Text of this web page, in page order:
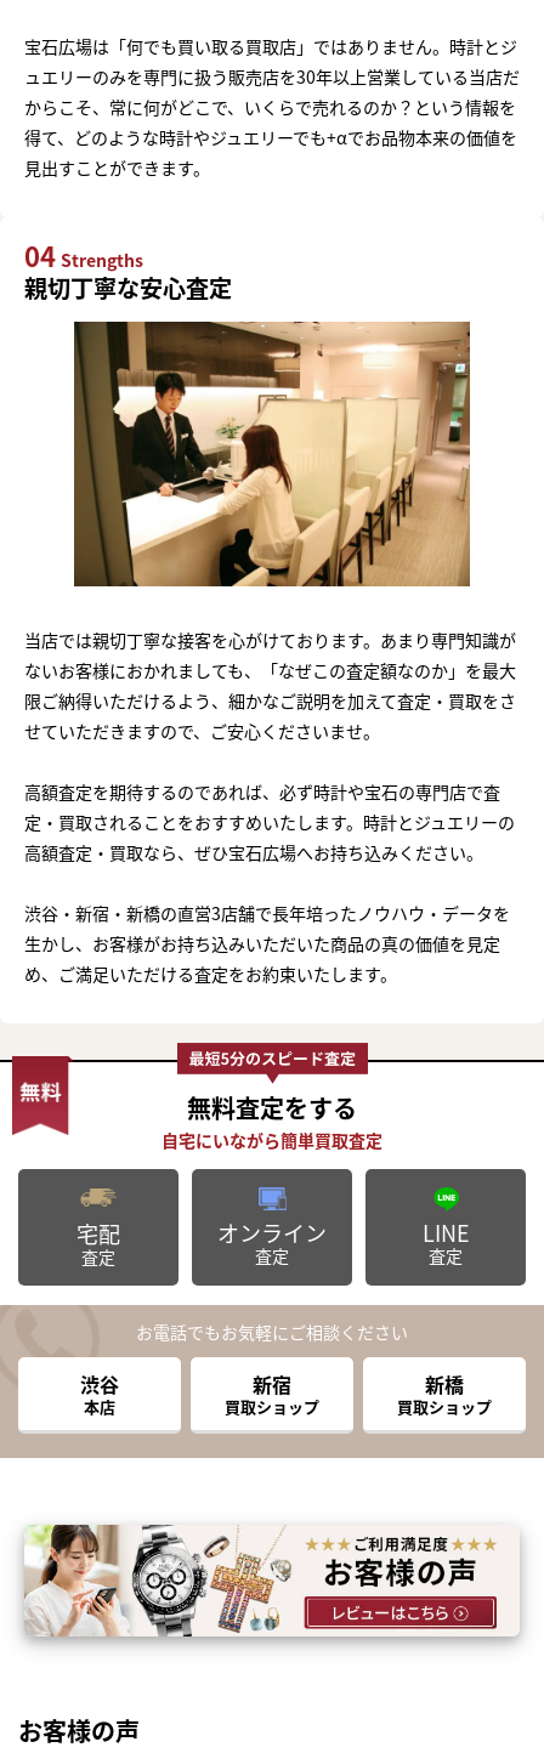
宝石広場は「何でも買い取る買取店」ではありません。時計とジ
ュエリーのみを専門に扱う販売店を30年以上営業している当店だ
からこそ、常に何がどこで、いくらで売れるのか？という情報を
得て、どのような時計やジュエリーでも+αでお品物本来の価値を
見出すことができます。
04 Strengths
親切丁寧な安心査定
当店では親切丁寧な接客を心がけております。あまり専門知識が
ないお客様におかれましても、「なぜこの査定額なのか」を最大
限ご納得いただけるよう、細かなご説明を加えて査定・買取をさ
せていただきますので、ご安心くださいませ。
高額査定を期待するのであれば、必ず時計や宝石の専門店で査
定・買取されることをおすすめいたします。時計とジュエリーの
高額査定・買取なら、ぜひ宝石広場へお持ち込みください。
渋谷・新宿・新橋の直営3店舗で長年培ったノウハウ・データを
生かし、お客様がお持ち込みいただいた商品の真の価値を見定
め、ご満足いただける査定をお約束いたします。
無料査定をする
宅配
査定
オンライン
査定
LINE
査定
お電話でもお気軽にご相談ください
渋谷
本店
新宿
買取ショップ
新橋
買取ショップ
お客様の声